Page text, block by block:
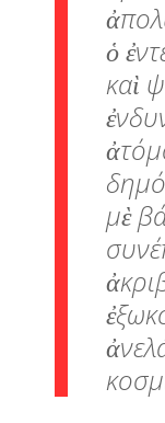
ὁ
καὶ
μὲ